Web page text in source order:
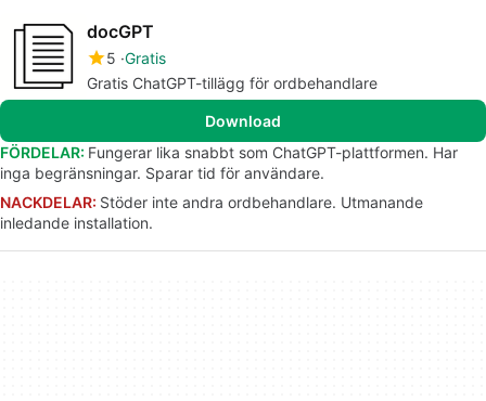
docGPT
5 Gratis
Gratis ChatGPT-tillägg för ordbehandlare
Download
FÖRDELAR: Fungerar lika snabbt som ChatGPT-plattformen. Har
inga begränsningar. Sparar tid för användare.
NACKDELAR: Stöder inte andra ordbehandlare. Utmanande
inledande installation.